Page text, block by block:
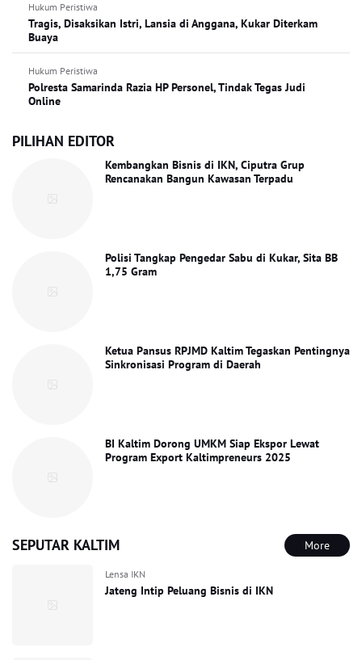
Hukum Peristiwa
Tragis, Disaksikan Istri, Lansia di Anggana, Kukar Diterkam
Buaya
Hukum Peristiwa
Polresta Samarinda Razia HP Personel, Tindak Tegas Judi
Online
PILIHAN EDITOR
Kembangkan Bisnis di IKN, Ciputra Grup
Rencanakan Bangun Kawasan Terpadu
Polisi Tangkap Pengedar Sabu di Kukar, Sita BB
1,75 Gram
Ketua Pansus RPJMD Kaltim Tegaskan Pentingnya
Sinkronisasi Program di Daerah
BI Kaltim Dorong UMKM Siap Ekspor Lewat
Program Export Kaltimpreneurs 2025
SEPUTAR KALTIM More
Lensa IKN
Jateng Intip Peluang Bisnis di IKN